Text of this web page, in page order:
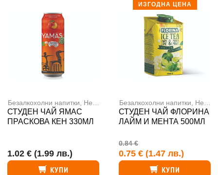
Безалкохолни напитки Негазирани напитки
СТУДЕН ЧАЙ ЯМАС
ПРАСКОВА КЕН 330МЛ
1.02 € (1.99 лв.)
КУПИ
ИЗГОДНА ЦЕНА
Безалкохолни напитки Негазирани напитки
СТУДЕН ЧАЙ ФЛОРИНА
ЛАЙМ И МЕНТА 500МЛ
0.84 €
0.75 € (1.47 лв.)
КУПИ